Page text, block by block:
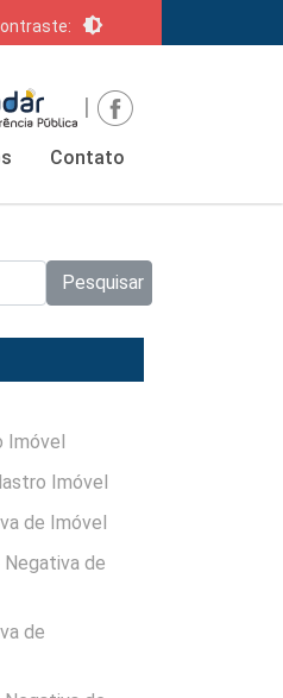
brightness_6
|
Contato
Pesquisar
Imóvel
Imóvel
de Imóvel
Negativa de
de